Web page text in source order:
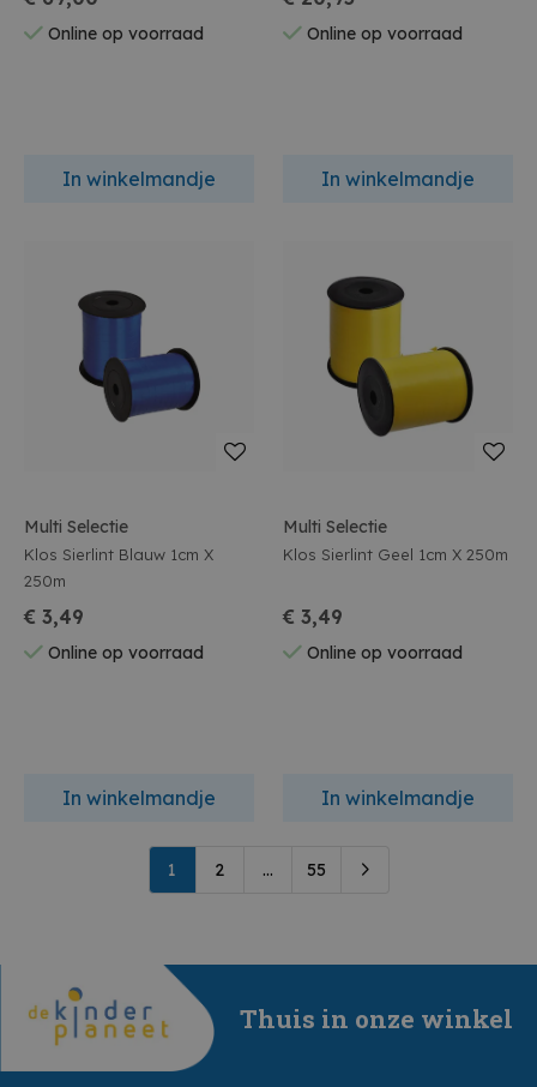
Online op voorraad
In winkelmandje
Online op voorraad
In winkelmandje
Multi Selectie
Klos Sierlint Blauw 1cm X
250m
€ 3,49
Online op voorraad
In winkelmandje
Multi Selectie
Klos Sierlint Geel 1cm X 250m
€ 3,49
Online op voorraad
In winkelmandje
1 2 ... 55
Thuis in onze winkel